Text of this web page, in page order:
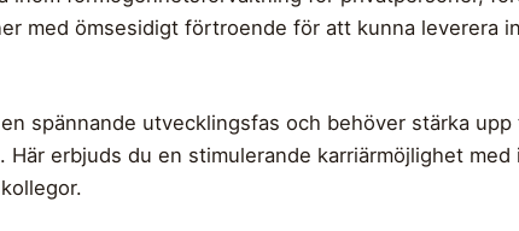
med ömsesidigt förtroende för att kunna leverera
spännande utvecklingsfas och behöver stärka upp
erbjuds du en stimulerande karriärmöjlighet